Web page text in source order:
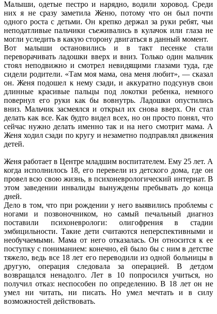
Малыши, одетые пестро и нарядно, водили хоровод. Среди
них я не сразу заметила Женю, потому что он был почти
одного роста с детьми. Он крепко держал за руки ребят, чьи
неподатливые пальчики съеживались в кулачок или глаза не
могли уследить в какую сторону двигаться в данный момент.
Вот малыши остановились и в такт песенке стали
переворачивать ладошки вверх и вниз. Только один мальчик
стоял неподвижно и смотрел невидящими глазами туда, где
сидели родители. «Там моя мама, она меня любит», — сказал
он. Женя подошел к нему сзади, и аккуратно подсунув свои
длинные красивые пальцы под локотки ребенка, немного
повернул его руки как бы вовнутрь. Ладошки опустились
вниз. Мальчик засмеялся и открыл их снова вверх. Он стал
делать как все. Как будто видел всех, но он просто понял, что
сейчас нужно делать именно так и на него смотрит мама. А
Женя ходил сзади по кругу и незаметно подправлял движения
детей.
Женя работает в Центре младшим воспитателем. Ему 25 лет. А
когда исполнилось 18, его перевели из детского дома, где он
провел всю свою жизнь, в психоневрологический интернат. В
этом заведении инвалиды вынуждены пребывать до конца
дней.
Дело в том, что при рождении у него выявились проблемы с
ногами и позвоночником, но самый печальный диагноз
поставили психоневрологи: олигофрения в стадии
эмбицильности. Такие дети считаются неперспективными и
необучаемыми. Мама от него отказалась. Он относится к ее
поступку с пониманием: конечно, ей было бы с ним в детстве
тяжело, ведь все 18 лет его переводили из одной больницы в
другую, операция следовала за операцией. В детдом
возвращался ненадолго. Лет в 10 попросился учиться, но
получил отказ: неспособен по определению. В 18 лет он не
умел ни читать, ни писать. Но умел мечтать и в силу
возможностей действовать.